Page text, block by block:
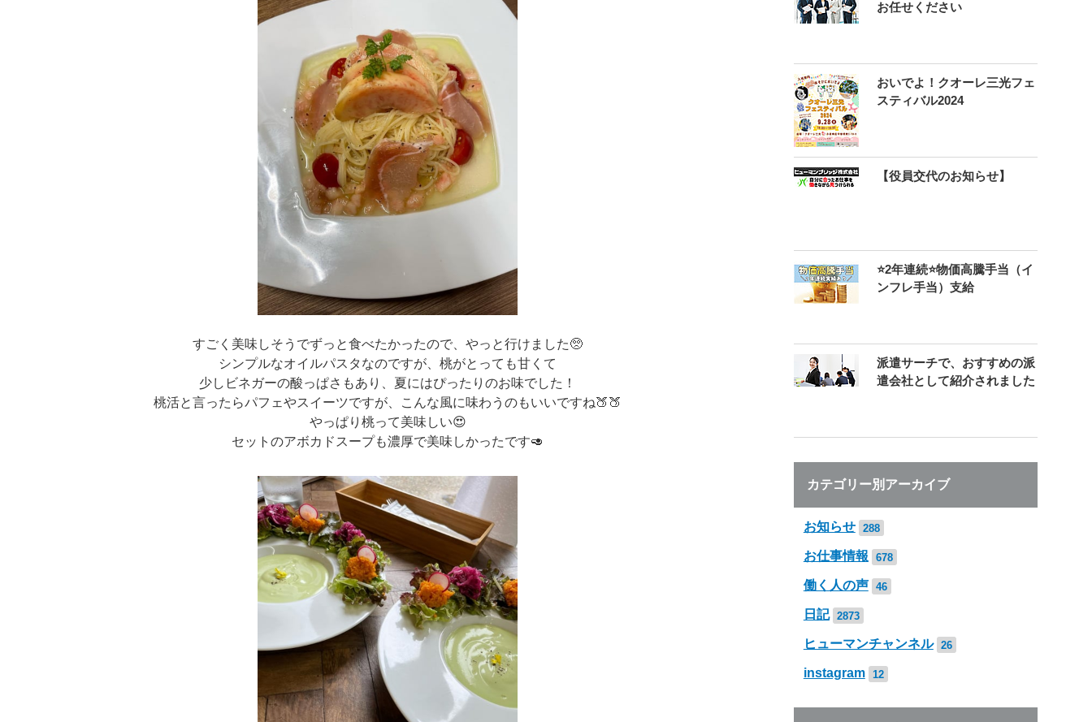
すごく美味しそうでずっと食べたかったので、やっと行けました🥺
シンプルなオイルパスタなのですが、桃がとっても甘くて
少しビネガーの酸っぱさもあり、夏にはぴったりのお味でした！
桃活と言ったらパフェやスイーツですが、こんな風に味わうのもいいですね🍑🍑
やっぱり桃って美味しい😍
セットのアボカドスープも濃厚で美味しかったです🥑
お任せください
おいでよ！クオーレ三光フェ
スティバル2024
【役員交代のお知らせ】
⭐2年連続⭐物価高騰手当（イ
ンフレ手当）支給
派遣サーチで、おすすめの派
遣会社として紹介されました
カテゴリー別アーカイブ
お知らせ 288
お仕事情報 678
働く人の声 46
日記 2873
ヒューマンチャンネル 26
instagram 12